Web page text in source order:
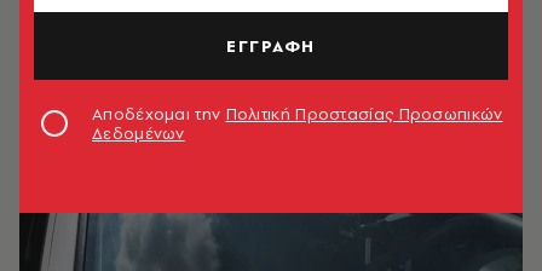
ΕΓΓΡΑΦΗ
Αποδέχομαι την Πολιτική Προστασίας Προσωπικών
Δεδομένων